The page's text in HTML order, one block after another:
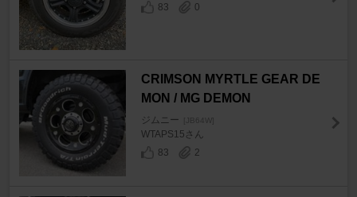
83
0
CRIMSON MYRTLE GEAR DE
MON / MG DEMON
ジムニー [JB64W]
WTAPS15さん
83
2